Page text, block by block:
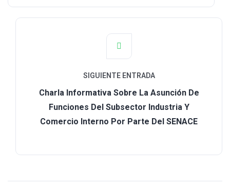
SIGUIENTE ENTRADA
Charla Informativa Sobre La Asunción De
Funciones Del Subsector Industria Y
Comercio Interno Por Parte Del SENACE